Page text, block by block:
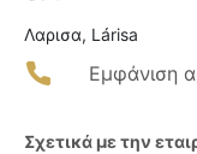
Λαρισα, Lárisa
Εμφάνιση
Σχετικά με την